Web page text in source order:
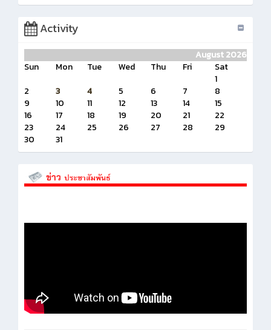
Activity
August 2026
Sun
Mon Tue Wed Thu Fri
Sat
1
2
3 4 5 6 7
8
9
10 11 12 13 14
15
16
17 18 19 20 21
22
23
24 25 26 27 28
29
30
31